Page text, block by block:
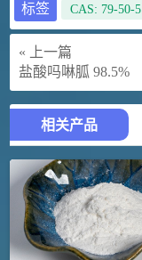
标签 CAS: 79-50-5
« 上一篇
盐酸吗啉胍 98.5%
相关产品